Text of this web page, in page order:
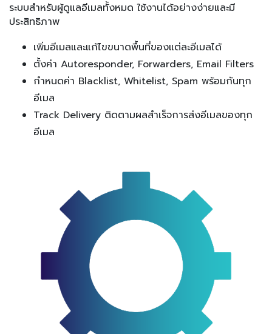
ระบบสำหรับผู้ดูแลอีเมลทั้งหมด ใช้งานได้อย่างง่ายและมี
ประสิทธิภาพ
เพิ่มอีเมลและแก้ไขขนาดพื้นที่ของแต่ละอีเมลได้
ตั้งค่า Autoresponder, Forwarders, Email Filters
กำหนดค่า Blacklist, Whitelist, Spam พร้อมกันทุก
อีเมล
Track Delivery ติดตามผลสำเร็จการส่งอีเมลของทุก
อีเมล